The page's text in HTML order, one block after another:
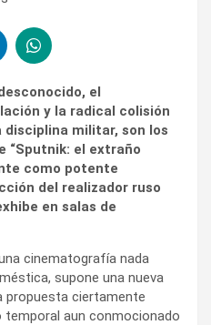
el
y la radical colisión
militar, son los
“Sputnik: el extraño
como potente
del realizador ruso
en salas de
cinematografía nada
supone una nueva
propuesta ciertamente
aun conmocionado